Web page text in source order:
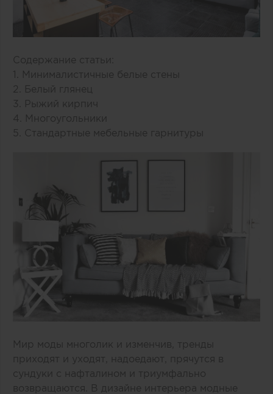
Содержание статьи:
1. Минималистичные белые стены
2. Белый глянец
3. Рыжий кирпич
4. Многоугольники
5. Стандартные мебельные гарнитуры
Мир моды многолик и изменчив, тренды
приходят и уходят, надоедают, прячутся в
сундуки с нафталином и триумфально
возвращаются. В дизайне интерьера модные